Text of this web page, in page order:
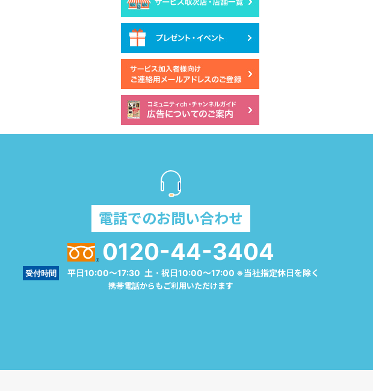
電話でのお問い合わせ
0120-44-3404
受付時間 平日10:00～17:30 土・祝日10:00～17:00 ※当社指定休日を除く
携帯電話からもご利用いただけます